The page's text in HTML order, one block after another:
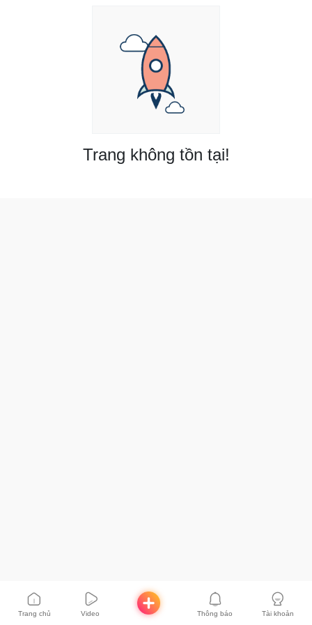
Trang không tồn tại!
Trang chủ Video Thông báo Tài khoản